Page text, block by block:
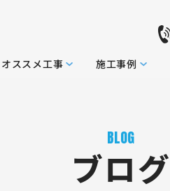
オススメ工事 施工事例
BLOG
ブログ